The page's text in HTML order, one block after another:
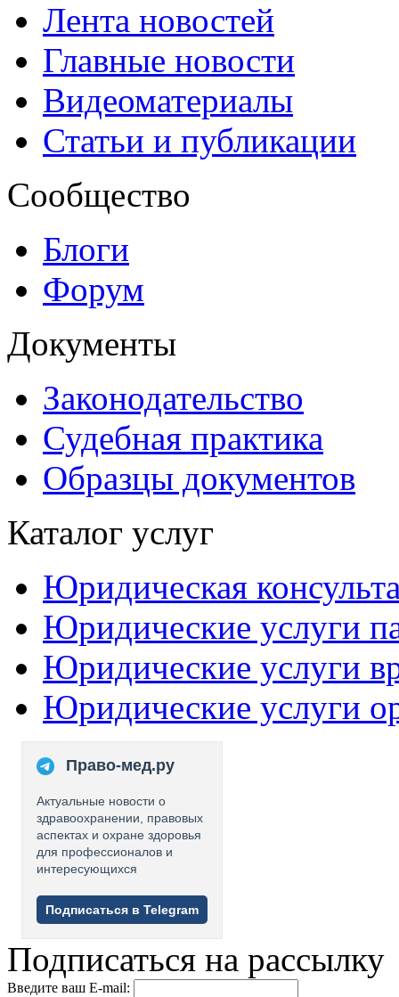
Лента новостей
Главные новости
Видеоматериалы
Статьи и публикации
Сообщество
Блоги
Форум
Документы
Законодательство
Судебная практика
Образцы документов
Каталог услуг
Юридическая
Юридические услуги
Юридические услуги
Юридические услуги
Право-мед.ру
Актуальные новости о
здравоохранении, правовых
аспектах и охране здоровья
для профессионалов и
интересующихся
Подписаться в Telegram
Подписаться на рассылку
Введите ваш E-mail: